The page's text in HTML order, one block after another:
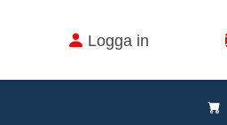
Logga in